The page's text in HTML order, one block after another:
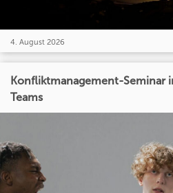
4. August 2026
Konfliktmanagement-Seminar
Teams